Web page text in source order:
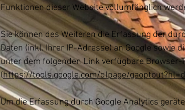
Funktionen dieser Website vollumfänglich
Sie können des Weiteren die Erfassung der
Daten (inkl. Ihrer IP-Adresse) an Google sowie
unter dem folgenden Link verfügbare
(https://tools.google.com/dlpage/
Um die Erfassung durch Google Analytics